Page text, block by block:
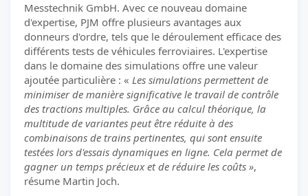
Messtechnik GmbH. Avec ce nouveau domaine
d'expertise, PJM offre plusieurs avantages aux
donneurs d'ordre, tels que le déroulement efficace des
différents tests de véhicules ferroviaires. L'expertise
dans le domaine des simulations offre une valeur
ajoutée particulière : « Les simulations permettent de
minimiser de manière significative le travail de contrôle
des tractions multiples. Grâce au calcul théorique, la
multitude de variantes peut être réduite à des
combinaisons de trains pertinentes, qui sont ensuite
testées lors d'essais dynamiques en ligne. Cela permet de
gagner un temps précieux et de réduire les coûts »,
résume Martin Joch.